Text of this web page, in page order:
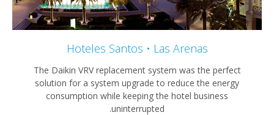
Hoteles Santos • Las Arenas
The Daikin VRV replacement system was the
solution for a system upgrade to reduce the
consumption while keeping the hotel business
uninterrupted.